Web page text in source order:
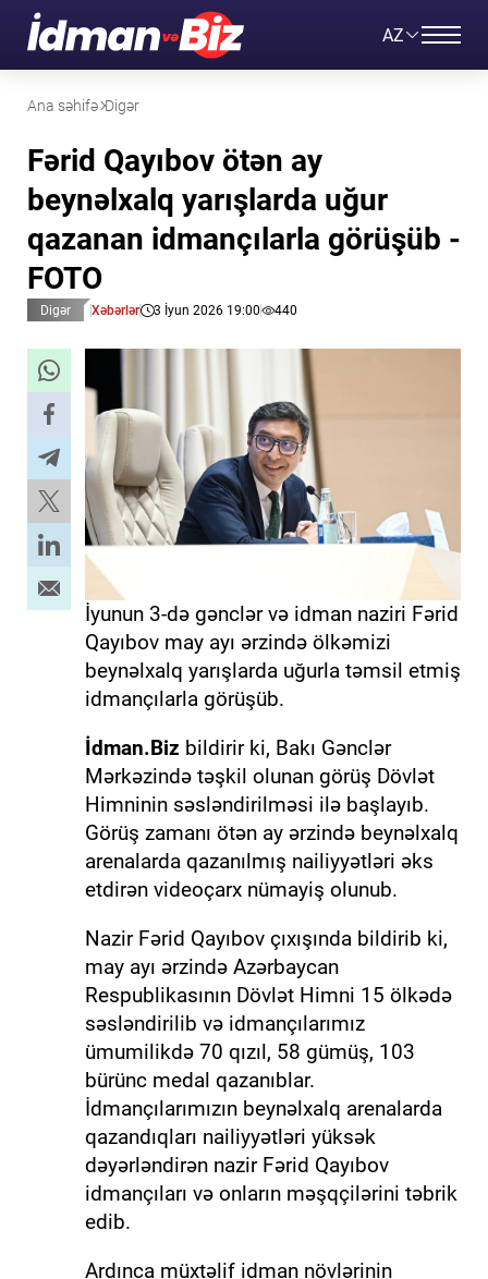
AZ
Ana səhifə Digər
Fərid Qayıbov ötən ay
beynəlxalq yarışlarda uğur
qazanan idmançılarla görüşüb -
FOTO
Digər Xəbərlər 3 İyun 2026 19:00 440
İyunun 3-də gənclər və idman naziri Fərid
Qayıbov may ayı ərzində ölkəmizi
beynəlxalq yarışlarda uğurla təmsil etmiş
idmançılarla görüşüb.
İdman.Biz bildirir ki, Bakı Gənclər
Mərkəzində təşkil olunan görüş Dövlət
Himninin səsləndirilməsi ilə başlayıb.
Görüş zamanı ötən ay ərzində beynəlxalq
arenalarda qazanılmış nailiyyətləri əks
etdirən videoçarx nümayiş olunub.
Nazir Fərid Qayıbov çıxışında bildirib ki,
may ayı ərzində Azərbaycan
Respublikasının Dövlət Himni 15 ölkədə
səsləndirilib və idmançılarımız
ümumilikdə 70 qızıl, 58 gümüş, 103
bürünc medal qazanıblar.
İdmançılarımızın beynəlxalq arenalarda
qazandıqları nailiyyətləri yüksək
dəyərləndirən nazir Fərid Qayıbov
idmançıları və onların məşqçilərini təbrik
edib.
Ardınca müxtəlif idman növlərinin